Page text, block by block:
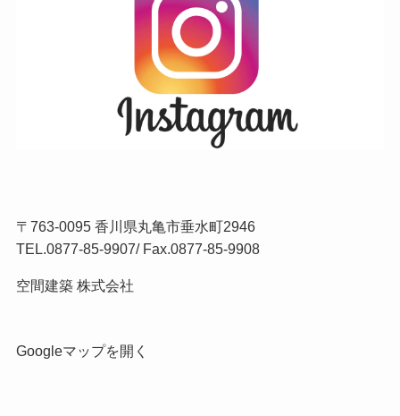
〒763-0095 香川県丸亀市垂水町2946
TEL.0877-85-9907/ Fax.0877-85-9908
空間建築 株式会社
Googleマップを開く